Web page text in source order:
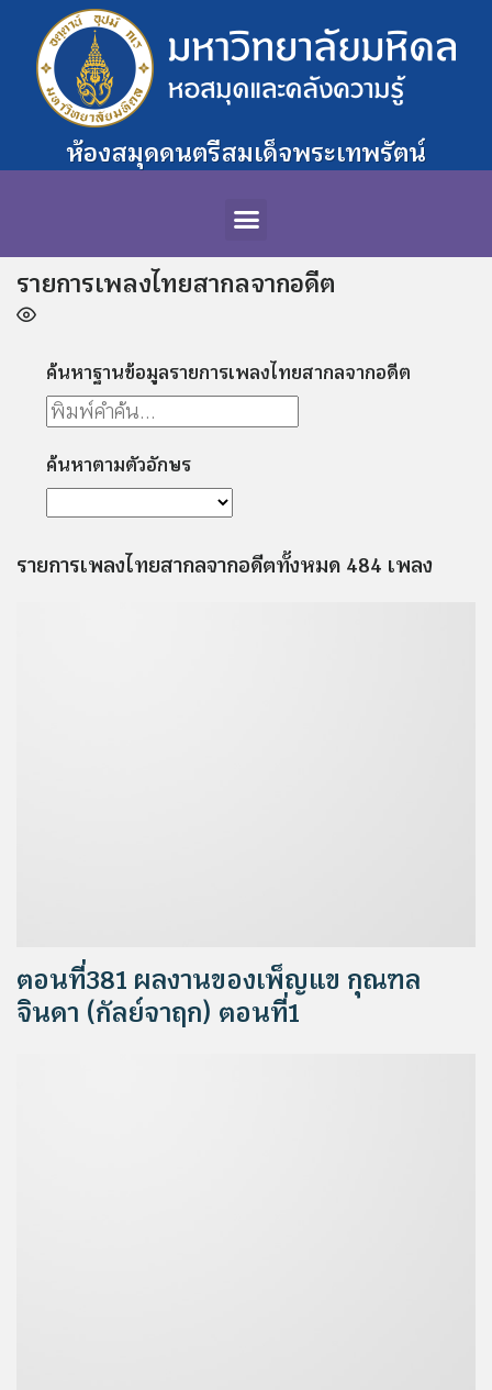
ห้องสมุดดนตรีสมเด็จพระเทพรัตน์
รายการเพลงไทยสากลจากอดีต
ค้นหาฐานข้อมูลรายการเพลงไทยสากลจากอดีต
ค้นหาตามตัวอักษร
รายการเพลงไทยสากลจากอดีตทั้งหมด 484 เพลง
ตอนที่381 ผลงานของเพ็ญแข กุณฑล
จินดา (กัลย์จาฤก) ตอนที่1